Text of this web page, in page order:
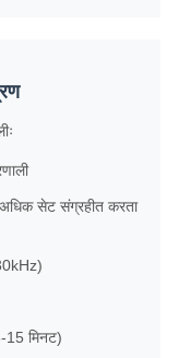
सेट संग्रहीत करता
15 मिनट)